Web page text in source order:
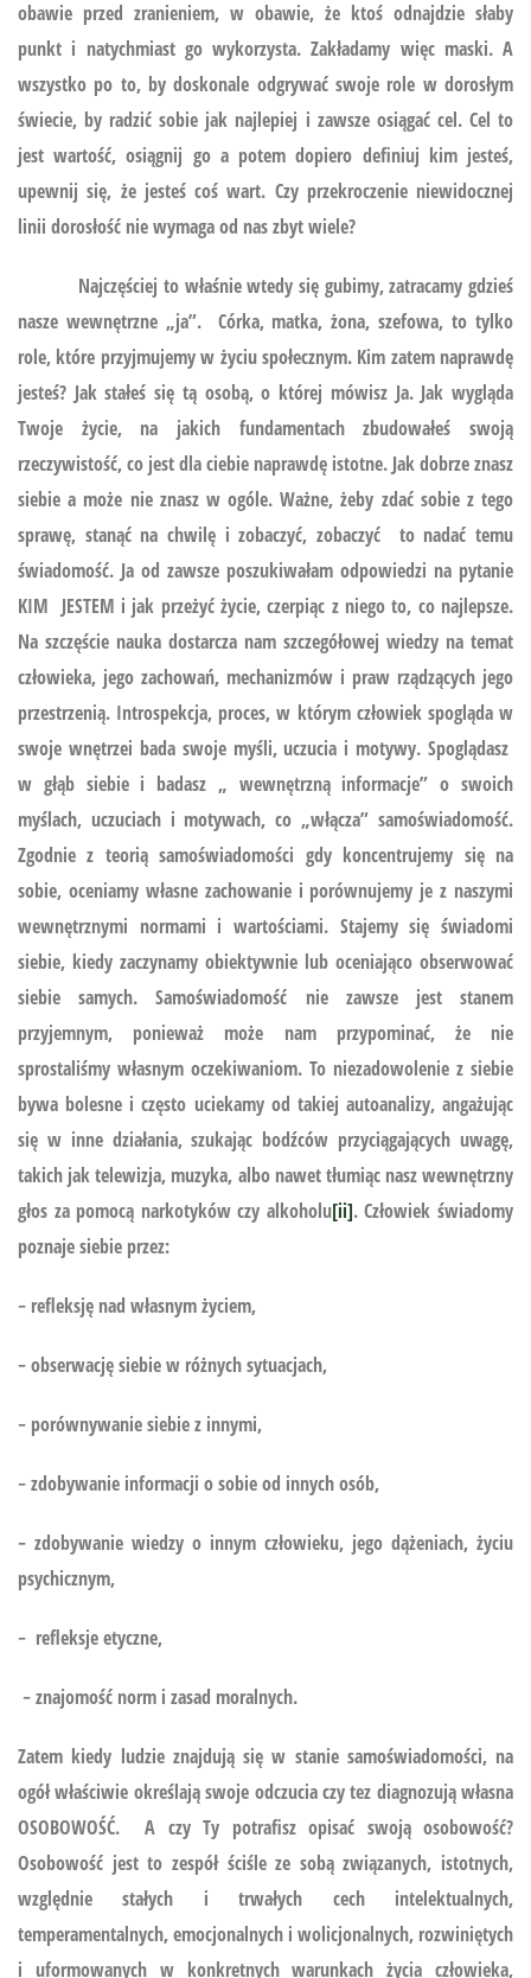
obawie przed zranieniem, w obawie, że ktoś odnajdzie słaby
punkt i natychmiast go wykorzysta. Zakładamy więc maski. A
wszystko po to, by doskonale odgrywać swoje role w dorosłym
świecie, by radzić sobie jak najlepiej i zawsze osiągać cel. Cel to
jest wartość, osiągnij go a potem dopiero definiuj kim jesteś,
upewnij się, że jesteś coś wart. Czy przekroczenie niewidocznej
linii dorosłość nie wymaga od nas zbyt wiele?
Najczęściej to właśnie wtedy się gubimy, zatracamy gdzieś
nasze wewnętrzne „ja”. Córka, matka, żona, szefowa, to tylko
role, które przyjmujemy w życiu społecznym. Kim zatem naprawdę
jesteś? Jak stałeś się tą osobą, o której mówisz Ja. Jak wygląda
Twoje życie, na jakich fundamentach zbudowałeś swoją
rzeczywistość, co jest dla ciebie naprawdę istotne. Jak dobrze znasz
siebie a może nie znasz w ogóle. Ważne, żeby zdać sobie z tego
sprawę, stanąć na chwilę i zobaczyć, zobaczyć to nadać temu
świadomość. Ja od zawsze poszukiwałam odpowiedzi na pytanie
KIM JESTEM i jak przeżyć życie, czerpiąc z niego to, co najlepsze.
Na szczęście nauka dostarcza nam szczegółowej wiedzy na temat
człowieka, jego zachowań, mechanizmów i praw rządzących jego
przestrzenią. Introspekcja, proces, w którym człowiek spogląda w
swoje wnętrzei bada swoje myśli, uczucia i motywy. Spoglądasz
w głąb siebie i badasz „ wewnętrzną informacje” o swoich
myślach, uczuciach i motywach, co „włącza” samoświadomość.
Zgodnie z teorią samoświadomości gdy koncentrujemy się na
sobie, oceniamy własne zachowanie i porównujemy je z naszymi
wewnętrznymi normami i wartościami. Stajemy się świadomi
siebie, kiedy zaczynamy obiektywnie lub oceniająco obserwować
siebie samych. Samoświadomość nie zawsze jest stanem
przyjemnym, ponieważ może nam przypominać, że nie
sprostaliśmy własnym oczekiwaniom. To niezadowolenie z siebie
bywa bolesne i często uciekamy od takiej autoanalizy, angażując
się w inne działania, szukając bodźców przyciągających uwagę,
takich jak telewizja, muzyka, albo nawet tłumiąc nasz wewnętrzny
głos za pomocą narkotyków czy alkoholu[ii]. Człowiek świadomy
poznaje siebie przez:
− refleksję nad własnym życiem,
− obserwację siebie w różnych sytuacjach,
− porównywanie siebie z innymi,
− zdobywanie informacji o sobie od innych osób,
− zdobywanie wiedzy o innym człowieku, jego dążeniach, życiu
psychicznym,
− refleksje etyczne,
− znajomość norm i zasad moralnych.
Zatem kiedy ludzie znajdują się w stanie samoświadomości, na
ogół właściwie określają swoje odczucia czy tez diagnozują własna
OSOBOWOŚĆ. A czy Ty potrafisz opisać swoją osobowość?
Osobowość jest to zespół ściśle ze sobą związanych, istotnych,
względnie stałych i trwałych cech intelektualnych,
temperamentalnych, emocjonalnych i wolicjonalnych, rozwiniętych
i uformowanych w konkretnych warunkach życia człowieka,